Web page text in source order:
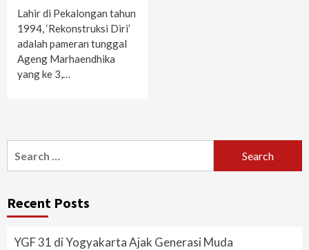
Lahir di Pekalongan tahun
1994, ‘Rekonstruksi Diri’
adalah pameran tunggal
Ageng Marhaendhika
yang ke 3,…
for:
Recent Posts
YGF 31 di Yogyakarta Ajak Generasi Muda